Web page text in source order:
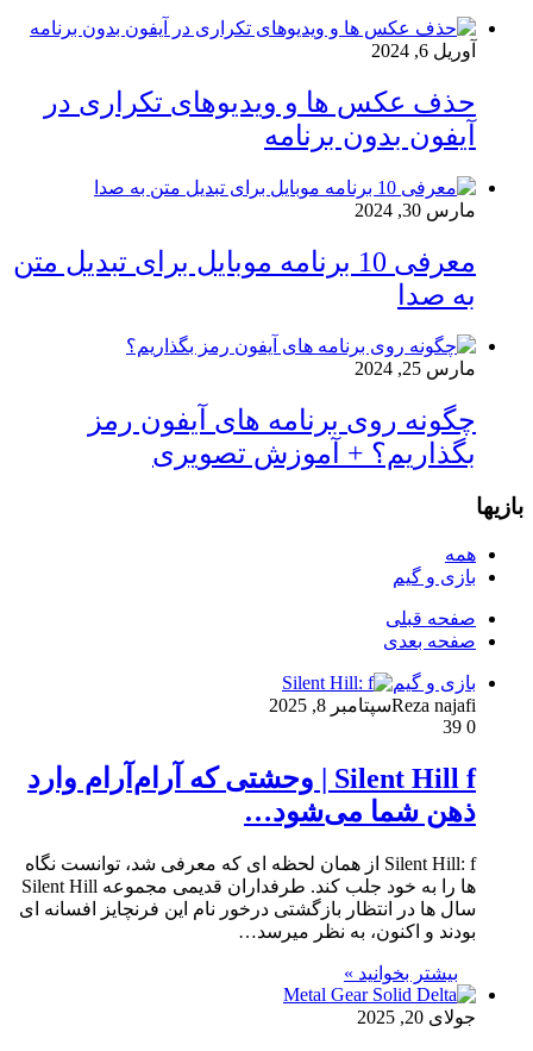
آوریل 6, 2024
حذف عکس ها و ویدیوهای تکراری در
آیفون بدون برنامه
مارس 30, 2024
معرفی 10 برنامه موبایل برای تبدیل متن
به صدا
مارس 25, 2024
چگونه روی برنامه های آیفون رمز
بگذاریم؟ + آموزش تصویری
بازیها
همه
بازی و گیم
صفحه قبلی
صفحه بعدی
بازی و گیم
Reza najafiسپتامبر 8, 2025
0
Silent Hill f | وحشتی که آرام‌آرام وارد
ذهن شما می‌شود…
Silent Hill: f از همان لحظه ای که معرفی شد، توانست نگاه
ها را به خود جلب کند. طرفداران قدیمی مجموعه Silent Hill
سال ها در انتظار بازگشتی درخور نام این فرنچایز افسانه ای
بودند و اکنون، به نظر میرسد…
بیشتر بخوانید »
جولای 20, 2025